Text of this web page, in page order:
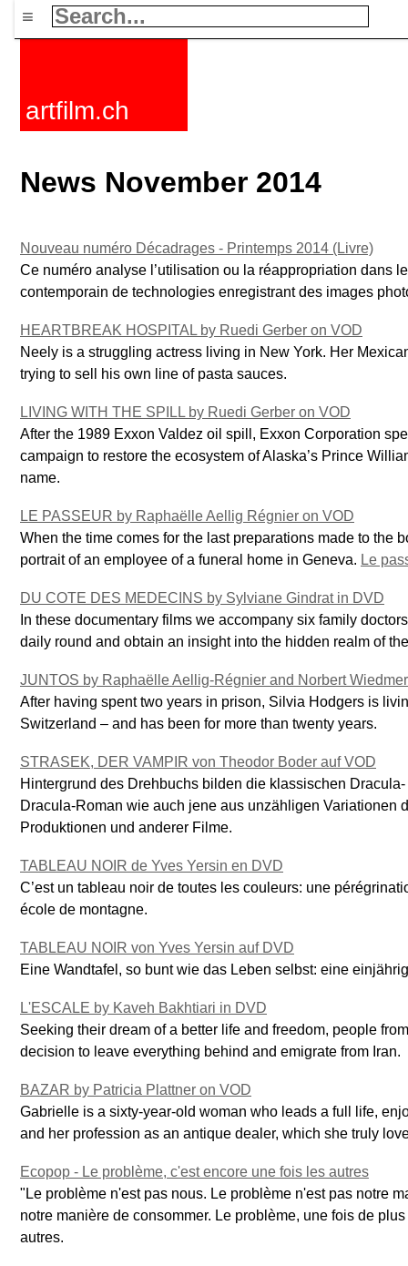
≡
artfilm.ch
News November 2014
Nouveau numéro Décadrages - Printemps 2014 (Livre)
Ce numéro analyse l’utilisation ou la réappropriation dans
contemporain de technologies enregistrant des images
HEARTBREAK HOSPITAL by Ruedi Gerber on VOD
Neely is a struggling actress living in New York. Her
trying to sell his own line of pasta sauces.
LIVING WITH THE SPILL by Ruedi Gerber on VOD
After the 1989 Exxon Valdez oil spill, Exxon Corporation
campaign to restore the ecosystem of Alaska’s Prince
name.
LE PASSEUR by Raphaëlle Aellig Régnier on VOD
When the time comes for the last preparations made to the
portrait of an employee of a funeral home in Geneva. Le
DU COTE DES MEDECINS by Sylviane Gindrat in DVD
In these documentary films we accompany six family
daily round and obtain an insight into the hidden realm of
JUNTOS by Raphaëlle Aellig-Régnier and Norbert
After having spent two years in prison, Silvia Hodgers is
Switzerland – and has been for more than twenty years.
STRASEK, DER VAMPIR von Theodor Boder auf VOD
Hintergrund des Drehbuchs bilden die klassischen
Dracula-Roman wie auch jene aus unzähligen Variationen
Produktionen und anderer Filme.
TABLEAU NOIR de Yves Yersin en DVD
C’est un tableau noir de toutes les couleurs: une
école de montagne.
TABLEAU NOIR von Yves Yersin auf DVD
Eine Wandtafel, so bunt wie das Leben selbst: eine
L'ESCALE by Kaveh Bakhtiari in DVD
Seeking their dream of a better life and freedom, people
decision to leave everything behind and emigrate from Iran.
BAZAR by Patricia Plattner on VOD
Gabrielle is a sixty-year-old woman who leads a full life,
and her profession as an antique dealer, which she truly
Ecopop - Le problème, c'est encore une fois les autres
"Le problème n'est pas nous. Le problème n'est pas notre
notre manière de consommer. Le problème, une fois de
autres.